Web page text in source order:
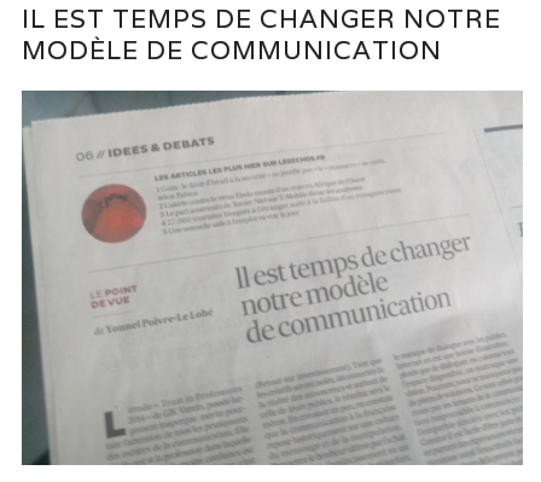
IL EST TEMPS DE CHANGER NOTRE
MODÈLE DE COMMUNICATION